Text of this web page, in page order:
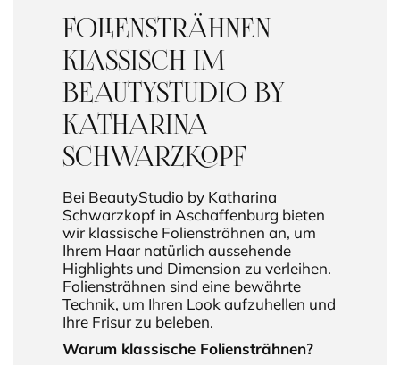
FOLIENSTRÄHNEN
KLASSISCH IM
BEAUTYSTUDIO BY
KATHARINA
SCHWARZKOPF
Bei BeautyStudio by Katharina
Schwarzkopf in Aschaffenburg bieten
wir klassische Foliensträhnen an, um
Ihrem Haar natürlich aussehende
Highlights und Dimension zu verleihen.
Foliensträhnen sind eine bewährte
Technik, um Ihren Look aufzuhellen und
Ihre Frisur zu beleben.
Warum klassische Foliensträhnen?